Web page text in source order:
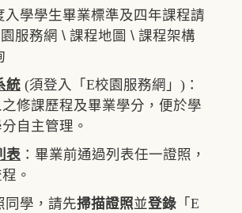
入學學生畢業標準及四年課程請
服務網 \ 課程地圖 \ 課程架構
統 (須登入「E校園服務網」)：
修課歷程及畢業學分，便於學
自主管理。
表 ：畢業前通過列表任一證照，
。
同學，請先掃描證照並登錄 「E